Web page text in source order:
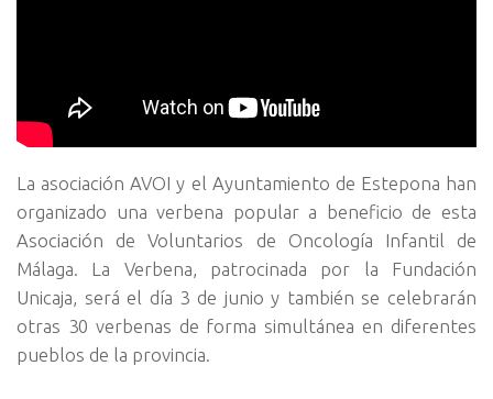
La asociación AVOI y el Ayuntamiento de Estepona han
organizado una verbena popular a beneficio de esta
Asociación de Voluntarios de Oncología Infantil de
Málaga. La Verbena, patrocinada por la Fundación
Unicaja, será el día 3 de junio y también se celebrarán
otras 30 verbenas de forma simultánea en diferentes
pueblos de la provincia.